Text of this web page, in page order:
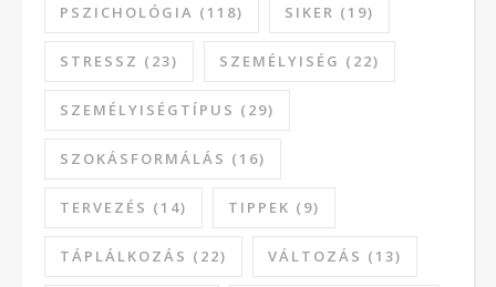
PSZICHOLÓGIA (118) SIKER (19)
STRESSZ (23) SZEMÉLYISÉG (22)
SZEMÉLYISÉGTÍPUS (29)
SZOKÁSFORMÁLÁS (16)
TERVEZÉS (14) TIPPEK (9)
TÁPLÁLKOZÁS (22) VÁLTOZÁS (13)